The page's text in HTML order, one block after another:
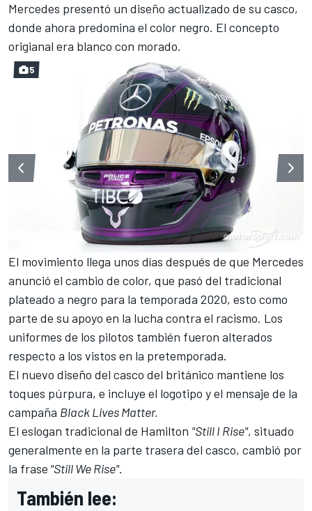
Mercedes presentó un diseño actualizado de su casco,
donde ahora predomina el color negro. El concepto
origianal era blanco con morado.
5
El movimiento llega unos días después de que Mercedes
anunció el cambio de color, que pasó del tradicional
plateado a negro para la temporada 2020, esto como
parte de su apoyo en la lucha contra el racismo. Los
uniformes de los pilotos también fueron alterados
respecto a los vistos en la pretemporada.
El nuevo diseño del casco del británico mantiene los
toques púrpura, e incluye el logotipo y el mensaje de la
campaña Black Lives Matter.
El eslogan tradicional de Hamilton "Still I Rise", situado
generalmente en la parte trasera del casco, cambió por
la frase "Still We Rise".
También lee: